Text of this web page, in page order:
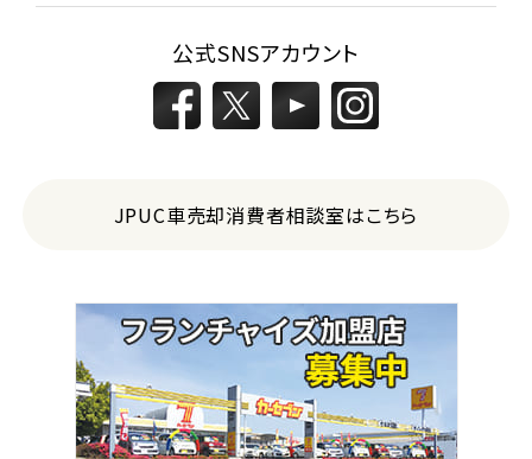
2位
トヨタ
アルファード
3位
ＳＵＶ・クロカン
1位
公式SNSアカウント
JPUC車売却消費者相談室はこちら